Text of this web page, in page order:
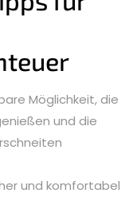
Möglichkeit, die
und die
und komfortabel